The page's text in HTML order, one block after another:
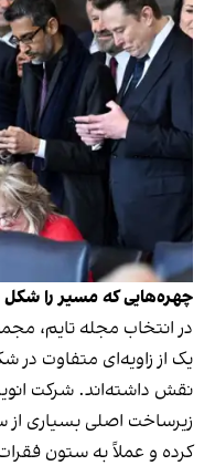
چهره‌هایی که مسیر را
در انتخاب مجله تایم،
یک از زاویه‌ای متفاوت
نقش داشته‌اند. شرکت
زیرساخت اصلی بسیاری
کرده و عملاً به ستون